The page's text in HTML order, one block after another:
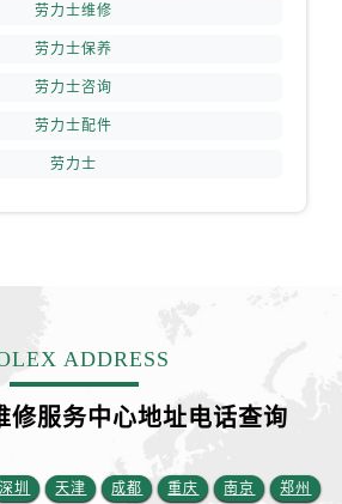
江西省萍乡市安源区萍安北大道与康庄路交叉口劳力士售后服务中心（需提前预约）
山东省东营市东营区济南路劳力士售后服务中心（需提前预约）
山东省济宁市任城区太白楼路劳力士售后服务中心（需提前预约）
劳力士维修
劳力士保养
劳力士咨询
劳力士配件
劳力士
ADDRESS
修服务中心地址电话查询
深圳 天津 成都 重庆 南京 郑州